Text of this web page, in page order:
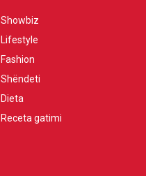
Showbiz
Lifestyle
Fashion
Shëndeti
Dieta
Receta gatimi